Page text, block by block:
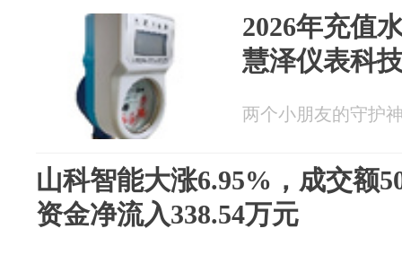
2026年充值
慧泽仪表科
两个小朋友的守护
山科智能大涨6.95%，成交额
资金净流入338.54万元